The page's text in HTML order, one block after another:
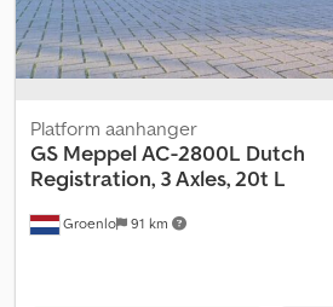
Groenlo 91 km
Platform aanhanger
GS Meppel AC-2800L Dutch
Registration, 3 Axles, 20t L